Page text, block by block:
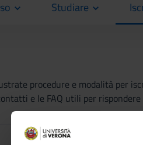
Studiare
procedure e modalità per
e le FAQ utili per